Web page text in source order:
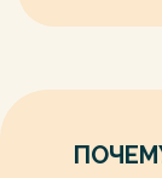
Газовая
Т.Г. Жданова,